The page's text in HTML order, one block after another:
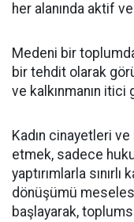
her alanında aktif ve
Medeni bir
bir tehdit olarak
ve kalkınmanın
Kadın cinayetleri
etmek, sadece
yaptırımlarla
dönüşümü
başlayarak,